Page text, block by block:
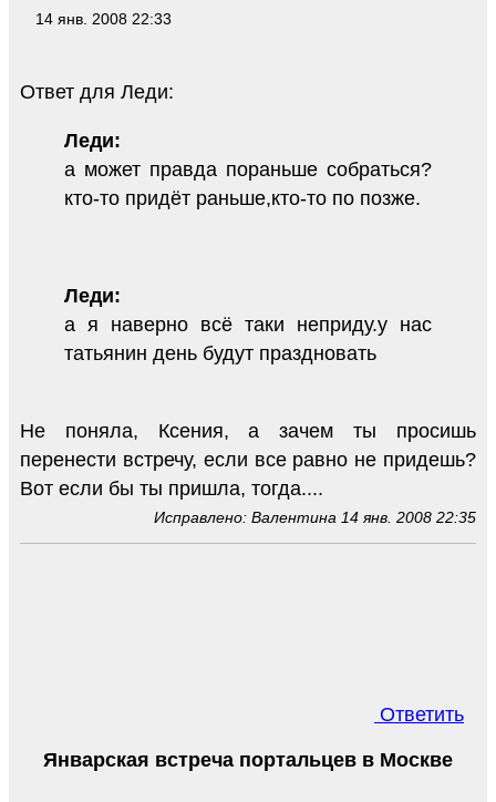
14 янв. 2008 22:33
Ответ для Леди:
Леди:
а может правда пораньше собраться?
кто-то придёт раньше,кто-то по позже.
Леди:
а я наверно всё таки неприду.у нас
татьянин день будут праздновать
Не поняла, Ксения, а зачем ты просишь
перенести встречу, если все равно не придешь?
Вот если бы ты пришла, тогда....
Исправлено: Валентина 14 янв. 2008 22:35
Ответить
Январская встреча портальцев в Москве